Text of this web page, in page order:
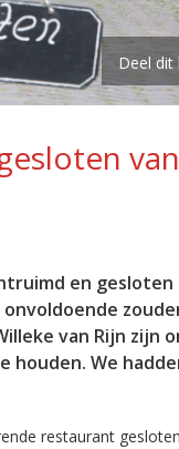
Deel dit
en
van Rijn zijn
houden. We
restaurant